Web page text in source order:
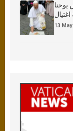
يوحنا
13